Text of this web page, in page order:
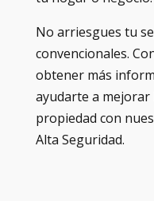
No arriesgues tu
convencionales.
obtener más
ayudarte a mejorar
propiedad con
Alta Seguridad.